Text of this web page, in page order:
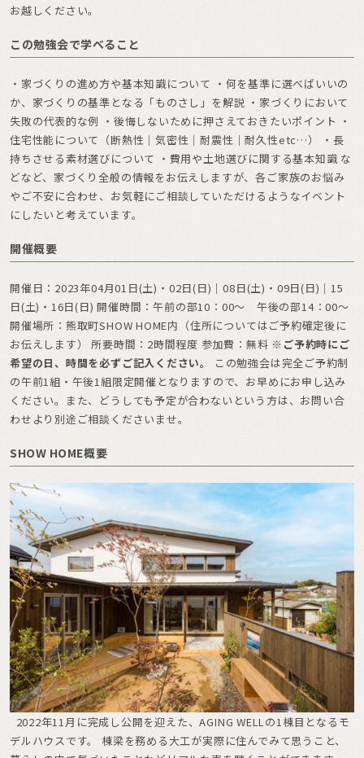
お越しください。
この勉強会で学べること
・家づくりの進め方や基本知識について ・何を基準に選べばいいの
か、家づくりの基準となる「ものさし」を解説 ・家づくりにおいて
失敗の代表的な例 ・後悔しないために押さえておきたいポイント ・
住宅性能について（断熱性｜気密性｜耐震性｜耐久性etc…） ・長
持ちさせる素材選びについて ・費用や土地選びに関する基本知識 な
どなど、家づくり全般の情報をお伝えしますが、各ご家族のお悩み
やご不安に合わせ、お気軽にご相談していただけるようなイベント
にしたいと考えています。
開催概要
開催日：2023年04月01日(土)・02日(日)｜08日(土)・09日(日)｜15
日(土)・16日(日) 開催時間：午前の部10：00～ 午後の部14：00～
開催場所：熊取町SHOW HOME内（住所についてはご予約確定後に
お伝えします） 所要時間：2時間程度 参加費：無料 ※ご予約時にご
希望の日、時間を必ずご記入ください。
この勉強会は完全ご予約制
の午前1組・午後1組限定開催となりますので、お早めにお申し込み
ください。また、どうしても予定が合わないという方は、お問い合
わせより別途ご相談くださいませ。
SHOW HOME概要
2022年11月に完成し公開を迎えた、AGING WELLの1棟目となるモ
デルハウスです。 棟梁を務める大工が実際に住んでみて思うこと、